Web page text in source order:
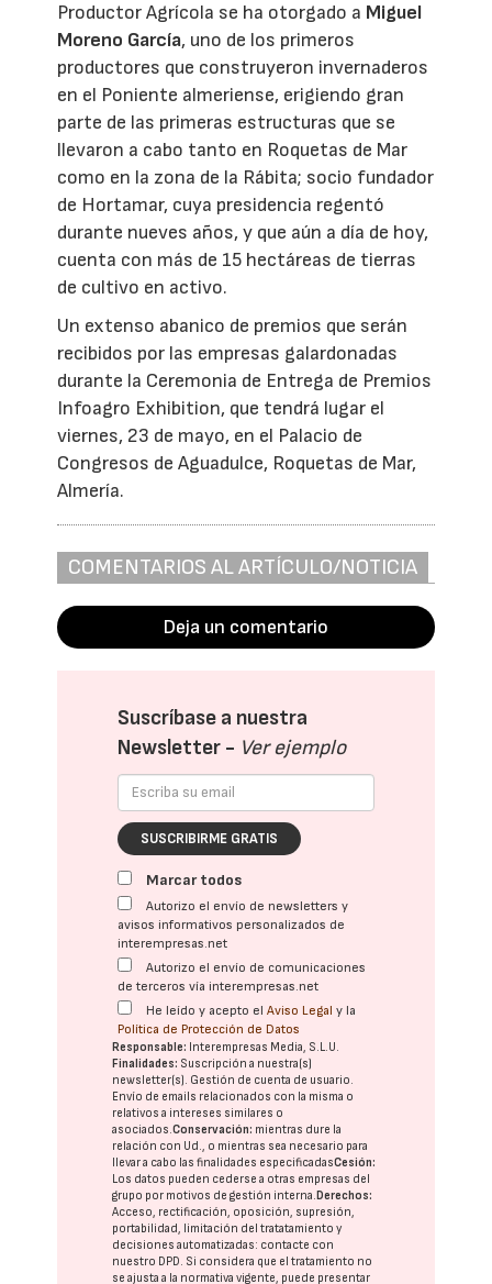
Productor Agrícola se ha otorgado a Miguel
Moreno García, uno de los primeros
productores que construyeron invernaderos
en el Poniente almeriense, erigiendo gran
parte de las primeras estructuras que se
llevaron a cabo tanto en Roquetas de Mar
como en la zona de la Rábita; socio fundador
de Hortamar, cuya presidencia regentó
durante nueves años, y que aún a día de hoy,
cuenta con más de 15 hectáreas de tierras
de cultivo en activo.
Un extenso abanico de premios que serán
recibidos por las empresas galardonadas
durante la Ceremonia de Entrega de Premios
Infoagro Exhibition, que tendrá lugar el
viernes, 23 de mayo, en el Palacio de
Congresos de Aguadulce, Roquetas de Mar,
Almería.
COMENTARIOS AL ARTÍCULO/NOTICIA
Deja un comentario
Suscríbase a nuestra
Newsletter - Ver ejemplo
SUSCRIBIRME GRATIS
Marcar todos
Autorizo el envío de newsletters y
avisos informativos personalizados de
interempresas.net
Autorizo el envío de comunicaciones
de terceros vía interempresas.net
He leído y acepto elAviso Legal y la
Política de Protección de Datos
Responsable: Interempresas Media, S.L.U.
Finalidades: Suscripción a nuestra(s)
newsletter(s). Gestión de cuenta de usuario.
Envío de emails relacionados con la misma o
relativos a intereses similares o
asociados.Conservación: mientras dure la
relación con Ud., o mientras sea necesario para
llevar a cabo las finalidades especificadasCesión:
Los datos pueden cederse a otras empresas del
grupo por motivos de gestión interna.Derechos:
Acceso, rectificación, oposición, supresión,
portabilidad, limitación del tratatamiento y
decisiones automatizadas: contacte con
nuestro DPD. Si considera que el tratamiento no
se ajusta a la normativa vigente, puede presentar